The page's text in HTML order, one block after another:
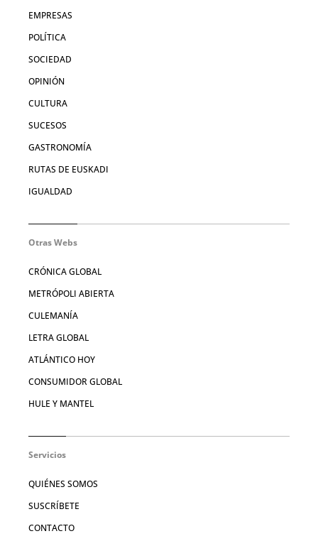
EMPRESAS
POLÍTICA
SOCIEDAD
OPINIÓN
CULTURA
SUCESOS
GASTRONOMÍA
RUTAS DE EUSKADI
IGUALDAD
Otras Webs
CRÓNICA GLOBAL
METRÓPOLI ABIERTA
CULEMANÍA
LETRA GLOBAL
ATLÁNTICO HOY
CONSUMIDOR GLOBAL
HULE Y MANTEL
Servicios
QUIÉNES SOMOS
SUSCRÍBETE
CONTACTO